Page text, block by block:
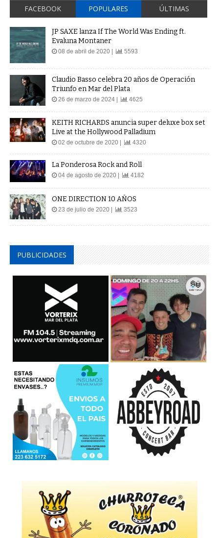
FACEBOOK POPULARES ÚLTIMAS
JP SAXE lanza If The World Was Ending ft.
Evaluna Montaner
08 de abril de 2020 | 5593
Claudio Basso celebra 20 años de Operación
Triunfo en Mar del Plata
26 de marzo de 2024 | 4625
KEITH RICHARDS anuncia super deluxe box set
Live at the Hollywood Palladium
02 de octubre de 2020 | 4320
La Ponderosa Rock and Roll
04 de agosto de 2020 | 4182
ONE DIRECTION 10 AÑOS
23 de julio de 2020 | 3523
PUBLICIDADES